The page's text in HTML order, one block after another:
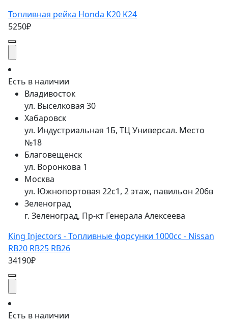
Топливная рейка Honda K20 K24
5250₽
Есть в наличии
Владивосток
ул. Выселковая 30
Хабаровск
ул. Индустриальная 1Б, ТЦ Универсал. Место
№18
Благовещенск
ул. Воронкова 1
Москва
ул. Южнопортовая 22с1, 2 этаж, павильон 206в
Зеленоград
г. Зеленоград, Пр-кт Генерала Алексеева
King Injectors - Топливные форсунки 1000cc - Nissan
RB20 RB25 RB26
34190₽
Есть в наличии